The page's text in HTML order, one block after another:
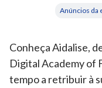
Anúncios da
Conheça Aidalise,
Digital Academy of
tempo a retribuir à